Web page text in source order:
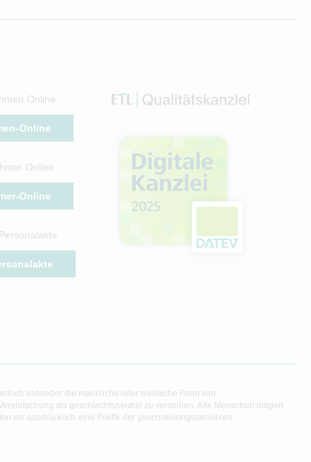
Online
Online
Online
Online
entweder die männliche oder weibliche Form von
als geschlechtsneutral zu verstehen. Alle Menschen mögen
wir ausdrücklich eine Politik der gleichstellungssensiblen